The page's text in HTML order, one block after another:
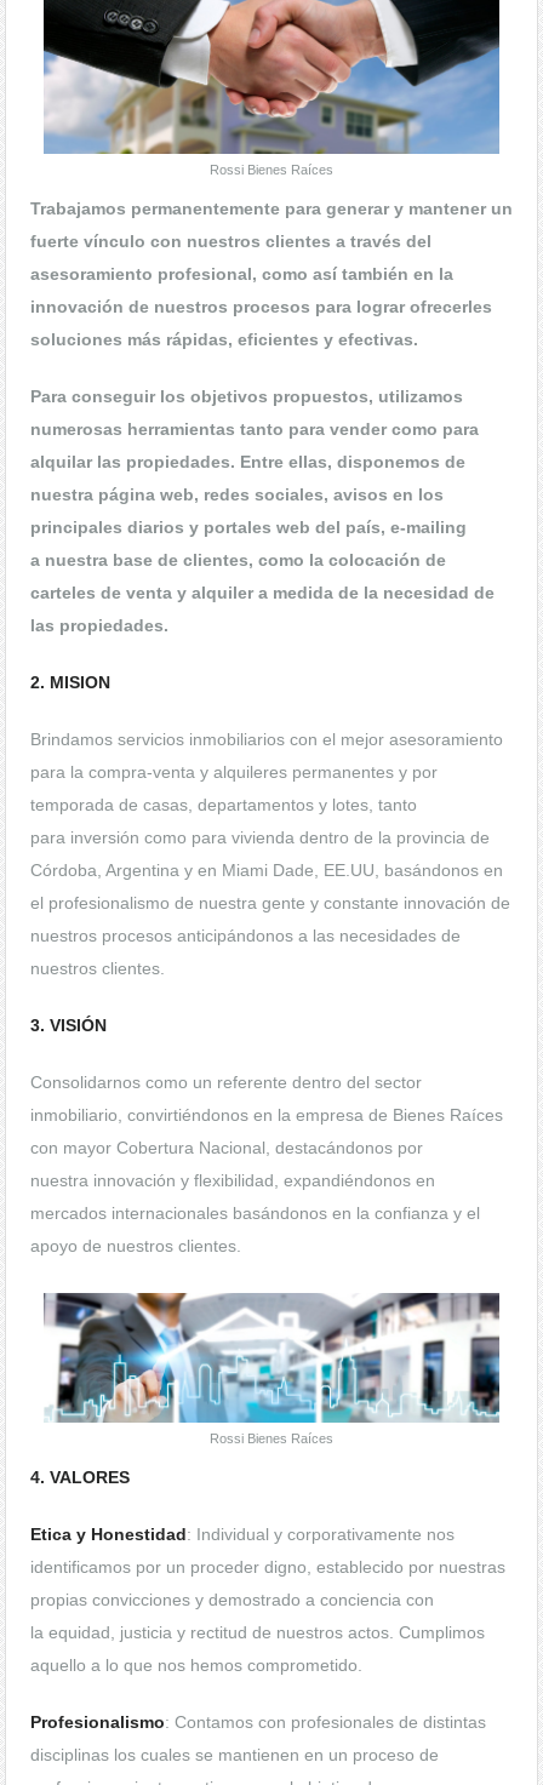
Rossi Bienes Raíces
Trabajamos permanentemente para generar y mantener un
fuerte vínculo con nuestros clientes a través del
asesoramiento profesional, como así también en la
innovación de nuestros procesos para lograr ofrecerles
soluciones más rápidas, eficientes y efectivas.
Para conseguir los objetivos propuestos, utilizamos
numerosas herramientas tanto para vender como para
alquilar las propiedades. Entre ellas, disponemos de
nuestra página web, redes sociales, avisos en los
principales diarios y portales web del país, e-mailing
a nuestra base de clientes, como la colocación de
carteles de venta y alquiler a medida de la necesidad de
las propiedades.
2. MISION
Brindamos servicios inmobiliarios con el mejor asesoramiento
para la compra-venta y alquileres permanentes y por
temporada de casas, departamentos y lotes, tanto
para inversión como para vivienda dentro de la provincia de
Córdoba, Argentina y en Miami Dade, EE.UU, basándonos en
el profesionalismo de nuestra gente y constante innovación de
nuestros procesos anticipándonos a las necesidades de
nuestros clientes.
3. VISIÓN
Consolidarnos como un referente dentro del sector
inmobiliario, convirtiéndonos en la empresa de Bienes Raíces
con mayor Cobertura Nacional, destacándonos por
nuestra innovación y flexibilidad, expandiéndonos en
mercados internacionales basándonos en la confianza y el
apoyo de nuestros clientes.
Rossi Bienes Raíces
4. VALORES
Etica y Honestidad: Individual y corporativamente nos
identificamos por un proceder digno, establecido por nuestras
propias convicciones y demostrado a conciencia con
la equidad, justicia y rectitud de nuestros actos. Cumplimos
aquello a lo que nos hemos comprometido.
Profesionalismo: Contamos con profesionales de distintas
disciplinas los cuales se mantienen en un proceso de